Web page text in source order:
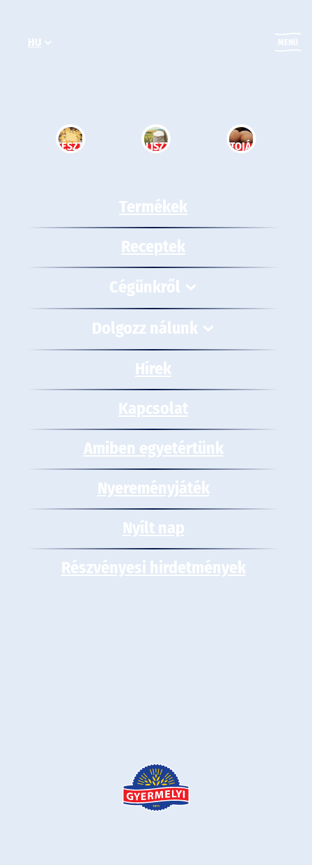
tartalomhoz
HU MENÜ
TÉSZTA LISZT TOJÁS
Termékek
Receptek
Cégünkről
Dolgozz nálunk
Hírek
Kapcsolat
Amiben egyetértünk
Nyereményjáték
Nyílt nap
Részvényesi hirdetmények